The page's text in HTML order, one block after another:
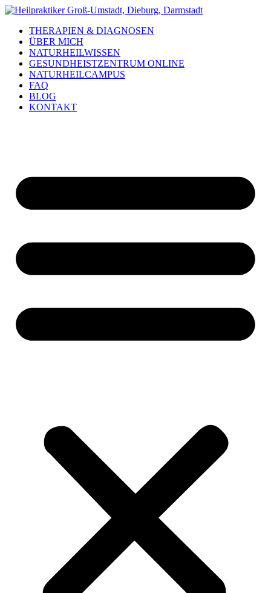
Zum
springenTHERAPIEN & DIAGNOSEN
ÜBER MICH
NATURHEILWISSEN
GESUNDHEISTZENTRUM ONLINE
NATURHEILCAMPUS
FAQ
BLOG
KONTAKT